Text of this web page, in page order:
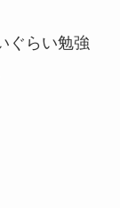
ぐらい勉強